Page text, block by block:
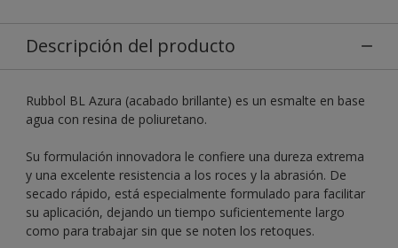
Descripción del producto
Rubbol BL Azura (acabado brillante) es un esmalte en base
agua con resina de poliuretano.
Su formulación innovadora le confiere una dureza extrema
y una excelente resistencia a los roces y la abrasión. De
secado rápido, está especialmente formulado para facilitar
su aplicación, dejando un tiempo suficientemente largo
como para trabajar sin que se noten los retoques.